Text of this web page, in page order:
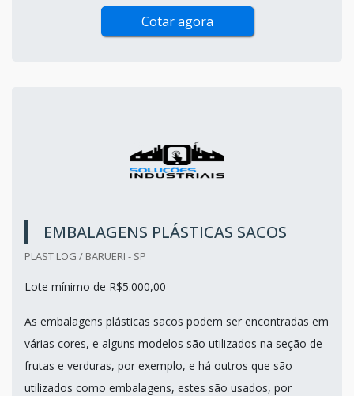
Cotar agora
EMBALAGENS PLÁSTICAS SACOS
PLAST LOG / BARUERI - SP
Lote mínimo de R$5.000,00
As embalagens plásticas sacos podem ser encontradas em
várias cores, e alguns modelos são utilizados na seção de
frutas e verduras, por exemplo, e há outros que são
utilizados como embalagens, estes são usados, por